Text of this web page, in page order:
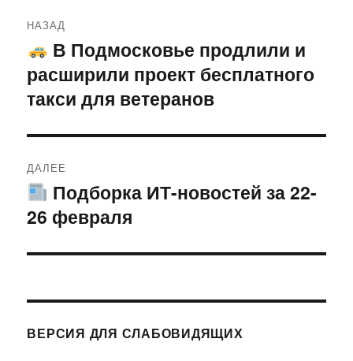
по
записям
НАЗАД
Предыдущая
запись:
В Подмосковье продлили и
расширили проект бесплатного
такси для ветеранов
ДАЛЕЕ
Следующая
запись:
Подборка ИТ-новостей за 22-
26 февраля
ВЕРСИЯ ДЛЯ СЛАБОВИДЯЩИХ